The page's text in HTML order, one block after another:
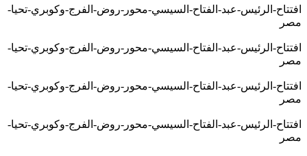
افتتاح-الرئيس-عبد-الفتاح-السيسي-محور-روض-الفرج-وكوبري-تحيا-
مصر
افتتاح-الرئيس-عبد-الفتاح-السيسي-محور-روض-الفرج-وكوبري-تحيا-
مصر
افتتاح-الرئيس-عبد-الفتاح-السيسي-محور-روض-الفرج-وكوبري-تحيا-
مصر
افتتاح-الرئيس-عبد-الفتاح-السيسي-محور-روض-الفرج-وكوبري-تحيا-
مصر